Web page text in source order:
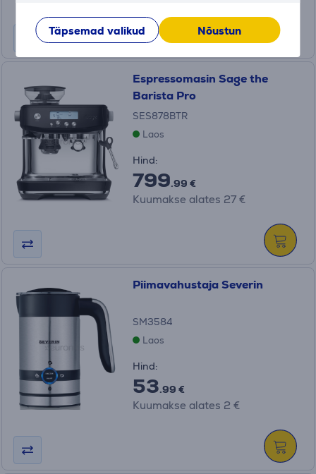
Täpsemad valikud Nõustun
Espressomasin Sage the
Barista Pro
SES878BTR
Laos
Hind:
799.99 €
Kuumakse alates 27 €
Piimavahustaja Severin
SM3584
Laos
Hind:
53.99 €
Kuumakse alates 2 €